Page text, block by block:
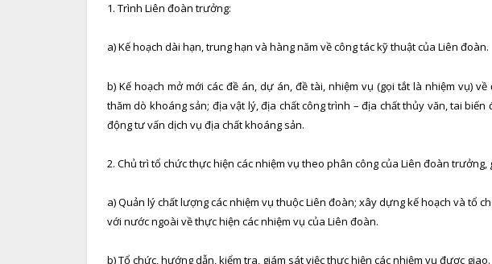
1. Trình Liên đoàn trưởng:
a) Kế hoạch dài hạn, trung hạn và hàng năm về công tác kỹ thuật của Liên đoàn.
b) Kế hoạch mở mới các đề án, dự án, đề tài, nhiệm vụ (gọi tắt là nhiệm vụ)
thăm dò khoáng sản; địa vật lý, địa chất công trình – địa chất thủy văn, tai
động tư vấn dịch vụ địa chất khoáng sản.
2. Chủ trì tổ chức thực hiện các nhiệm vụ theo phân công của Liên đoàn trưởng,
a) Quản lý chất lượng các nhiệm vụ thuộc Liên đoàn; xây dựng kế hoạch và tổ
với nước ngoài về thực hiện các nhiệm vụ của Liên đoàn.
b) Tổ chức, hướng dẫn, kiểm tra, giám sát việc thực hiện các nhiệm vụ được giao.